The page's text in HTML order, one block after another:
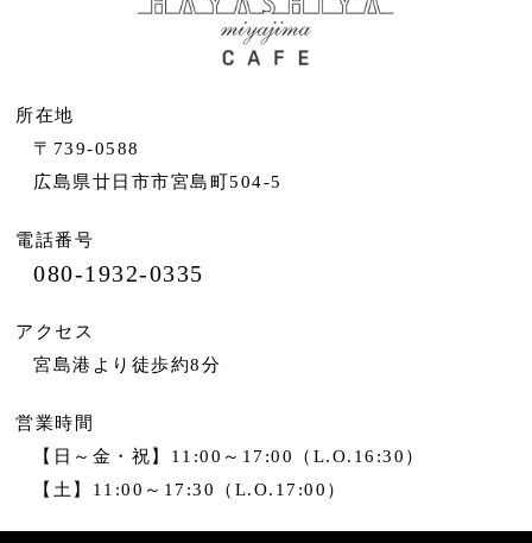
所在地
〒739-0588
広島県廿日市市宮島町504-5
電話番号
080-1932-0335
アクセス
宮島港より徒歩約8分
営業時間
【日～金・祝】11:00～17:00（L.O.16:30）
【土】11:00～17:30（L.O.17:00）